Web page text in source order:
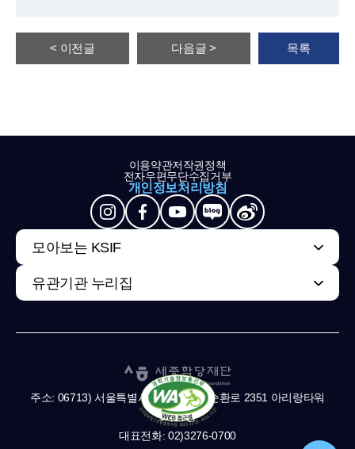
< 이전글 다음글 > 목록
이용약관저작권정책
전자우편무단수집거부
개인정보처리방침
모아보는 KSIF
유관기관 누리집
주소: 06713) 서울특별시 서초구 남부순환로 2351 아리랑타워
11,13층
대표전화: 02)3276-0700